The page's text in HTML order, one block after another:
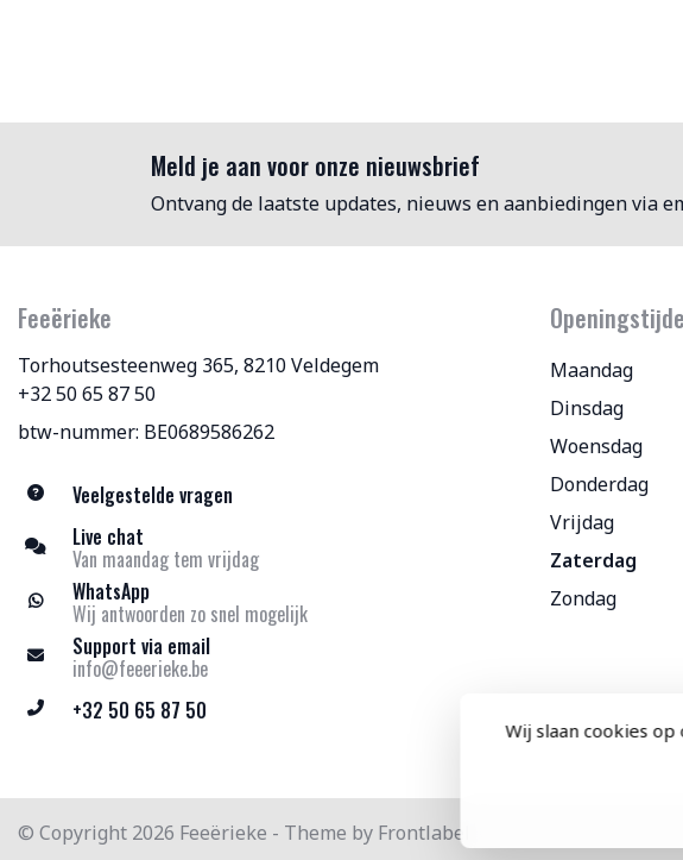
Wij slaan cookies
Meld je aan voor onze nieuwsbrief
Ontvang de laatste updates, nieuws en aanbiedingen via
Feeërieke
Torhoutsesteenweg 365, 8210 Veldegem
+32 50 65 87 50
btw-nummer: BE0689586262
Veelgestelde vragen
Live chat
Van maandag tem vrijdag
WhatsApp
Wij antwoorden zo snel mogelijk
Support via email
info@feeerieke.be
+32 50 65 87 50
Maandag
Dinsdag
Woensdag
Donderdag
Vrijdag
Zaterdag
Zondag
© Copyright 2026 Feeërieke - Theme by Frontlabel